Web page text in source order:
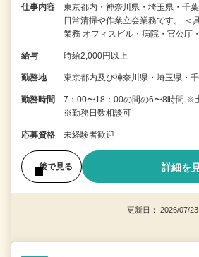
仕事内容
東京都内・神奈川県・埼玉県・千
日常清掃や作業立会業務です。 ＜
業務 オフィスビル・病院・官公庁
給与 時給2,000円以上
勤務地 東京都内及び神奈川県・埼玉県・
勤務時間
7：00〜18：00の間の6〜8時間 ※
※勤務日数相談可
応募資格 未経験者歓迎
後で見る 詳細を
更新日： 2026/07/